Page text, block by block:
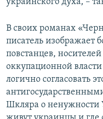
украинского духа, –
В своих романах
писатель изображает
повстанцев,
оккупационной власти
логично согласовать
Шкляра о ненужности